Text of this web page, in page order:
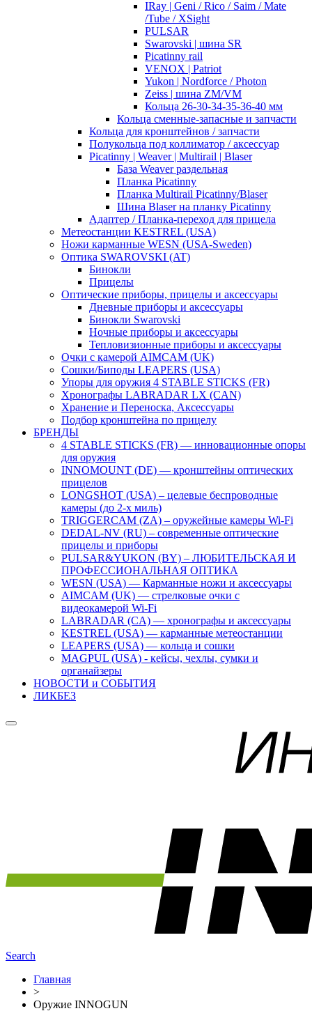
IRay | Geni / Rico / Saim / Mate
/Tube / XSight
PULSAR
Swarovski | шина SR
Picatinny rail
VENOX | Patriot
Yukon | Nordforce / Photon
Zeiss | шина ZM/VM
Кольца 26-30-34-35-36-40 мм
Кольца сменные-запасные и запчасти
Кольца для кронштейнов / запчасти
Полукольца под коллиматор / аксессуар
Picatinny | Weaver | Multirail | Blaser
База Weaver раздельная
Планка Picatinny
Планка Multirail Picatinny/Blaser
Шина Blaser на планку Picatinny
Адаптер / Планка-переход для прицела
Метеостанции KESTREL (USA)
Ножи карманные WESN (USA-Sweden)
Оптика SWAROVSKI (AT)
Бинокли
Прицелы
Оптические приборы, прицелы и аксессуары
Дневные приборы и аксессуары
Бинокли Swarovski
Ночные приборы и аксессуары
Тепловизионные приборы и аксессуары
Очки с камерой AIMCAM (UK)
Сошки/Биподы LEAPERS (USA)
Упоры для оружия 4 STABLE STICKS (FR)
Хронографы LABRADAR LX (CAN)
Хранение и Переноска, Аксессуары
Подбор кронштейна по прицелу
БРЕНДЫ
4 STABLE STICKS (FR) — инновационные опоры
для оружия
INNOMOUNT (DE) — кронштейны оптических
прицелов
LONGSHOT (USA) – целевые беспроводные
камеры (до 2-х миль)
TRIGGERCAM (ZA) – оружейные камеры Wi-Fi
DEDAL-NV (RU) – современные оптические
прицелы и приборы
PULSAR&YUKON (BY) – ЛЮБИТЕЛЬСКАЯ И
ПРОФЕССИОНАЛЬНАЯ ОПТИКА
WESN (USA) — Карманные ножи и аксессуары
AIMCAM (UK) — стрелковые очки с
видеокамерой Wi-Fi
LABRADAR (CA) — хронографы и аксессуары
KESTREL (USA) — карманные метеостанции
LEAPERS (USA) — кольца и сошки
MAGPUL (USA) - кейсы, чехлы, сумки и
органайзеры
НОВОСТИ и СОБЫТИЯ
ЛИКБЕЗ
Search
Главная
>
Оружие INNOGUN